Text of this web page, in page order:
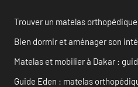
Trouver un matelas
Bien dormir et aménager son
Matelas et mobilier à Dakar :
Guide Eden : matelas